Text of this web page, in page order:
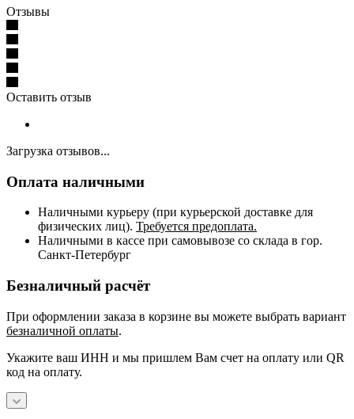
Отзывы
Оставить отзыв
Загрузка отзывов...
Оплата наличными
Наличными курьеру (при курьерской доставке для
физических лиц). Требуется предоплата.
Наличными в кассе при самовывозе со склада в гор.
Санкт-Петербург
Безналичный расчёт
При оформлении заказа в корзине вы можете выбрать вариант
безналичной оплаты.
Укажите ваш ИНН и мы пришлем Вам счет на оплату или QR
код на оплату.